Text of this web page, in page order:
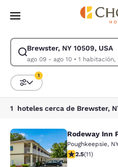
Saltar A Contenido Principal
Brewster, NY 10509, USA
ago 09 - ago 10•
Modificar búsqueda para
Ordenar y filtrar
1
Rodeway InnRodeway Inn
Poughkeepsie,
Calificación de
2.5(11)